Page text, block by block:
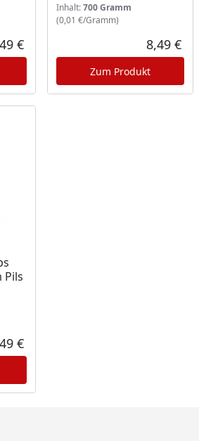
Aktueller Preis
€
Inhalt:700 Gramm
(0,01 €/Gramm)
8,49 €
Zum Produkt
Pils
Aktueller Preis
€